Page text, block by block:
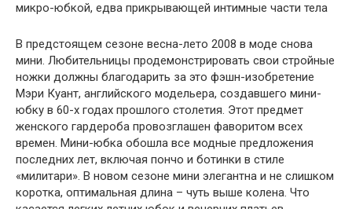
микро-юбкой, едва прикрывающей интимные части тела
В предстоящем сезоне весна-лето 2008 в моде снова
мини. Любительницы продемонстрировать свои стройные
ножки должны благодарить за это фэшн-изобретение
Мэри Куант, английского модельера, создавшего мини-
юбку в 60-х годах прошлого столетия. Этот предмет
женского гардероба провозглашен фаворитом всех
времен. Мини-юбка обошла все модные предложения
последних лет, включая пончо и ботинки в стиле
«милитари». В новом сезоне мини элегантна и не слишком
коротка, оптимальная длина – чуть выше колена. Что